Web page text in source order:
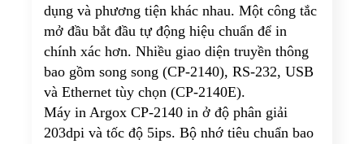
dụng và phương tiện khác nhau. Một công tắc
mở đầu bắt đầu tự động hiệu chuẩn để in
chính xác hơn. Nhiều giao diện truyền thông
bao gồm song song (CP-2140), RS-232, USB
và Ethernet tùy chọn (CP-2140E).
Máy in Argox CP-2140 in ở độ phân giải
203dpi và tốc độ 5ips. Bộ nhớ tiêu chuẩn bao